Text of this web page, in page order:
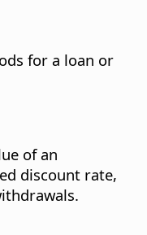
for a loan or
of an
discount rate,